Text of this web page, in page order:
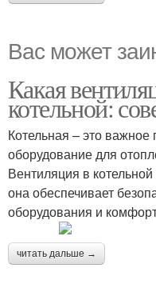
Вас может
Какая
котельной:
Котельная – это
оборудование для
Вентиляция в
она обеспечивает
оборудования и
читать дальше →